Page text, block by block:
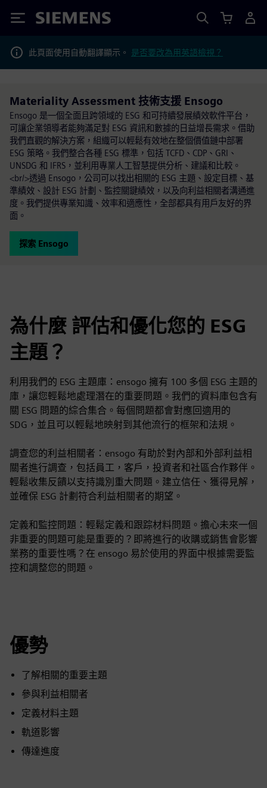
Siemens
此頁面使用自動翻譯顯示。 是否要改為用英語檢視？
Materiality Assessment 技術支援 Ensogo
Ensogo 是一個全面且跨領域的 ESG 和可持續發展績效軟件平台，
可讓企業領導者能夠滿足對 ESG 資訊和數據的日益增長需求。借助
我們直觀的解決方案，組織可以輕鬆有效地在整個價值鏈中部署
ESG 策略。我們整合各種 ESG 標準，包括 TCFD、CDP、GRI、
UNSDG 和 IFRS，並利用專業人工智慧提供分析、建議和比較。
<br/>透過 Ensogo，公司可以找出相關的 ESG 主題、設定目標、基
準績效、設計 ESG 計劃、監控關鍵績效，以及向利益相關者溝通進
度。我們提供專業知識、效率和適應性，全部都具有用戶友好的界
面。
探索 Ensogo
為什麼 評估和優化您的 ESG
主題？
利用我們的 ESG 主題庫：ensogo 擁有 100 多個 ESG 主題的
庫，讓您輕鬆地處理潛在的重要問題。我們的資料庫包含有
關 ESG 問題的綜合集合。每個問題都會對應回適用的
SDG，並且可以輕鬆地映射到其他流行的框架和法規。
調查您的利益相關者：ensogo 有助於對內部和外部利益相
關者進行調查，包括員工，客戶，投資者和社區合作夥伴。
輕鬆收集反饋以支持識別重大問題。建立信任、獲得見解，
並確保 ESG 計劃符合利益相關者的期望。
定義和監控問題：輕鬆定義和跟踪材料問題。擔心未來一個
非重要的問題可能是重要的？即將進行的收購或銷售會影響
業務的重要性嗎？在 ensogo 易於使用的界面中根據需要監
控和調整您的問題。
優勢
了解相關的重要主題
參與利益相關者
定義材料主題
軌道影響
傳達進度